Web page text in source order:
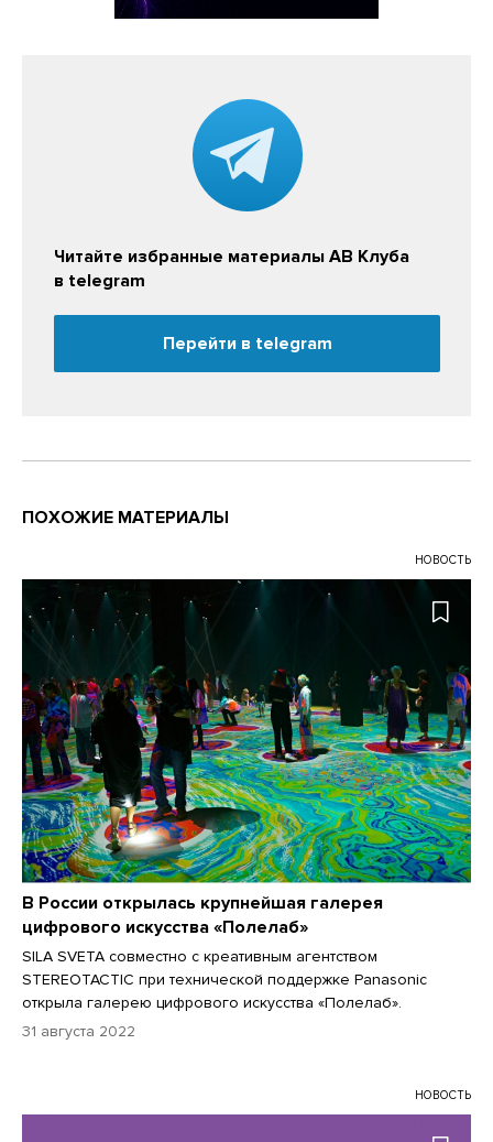
Читайте избранные материалы АВ Клуба
в telegram
Перейти в telegram
ПОХОЖИЕ МАТЕРИАЛЫ
НОВОСТЬ
В России открылась крупнейшая галерея
цифрового искусства «Полелаб»
SILA SVETA совместно с креативным агентством
STEREOTACTIC при технической поддержке Panasonic
открыла галерею цифрового искусства «Полелаб».
31 августа 2022
НОВОСТЬ